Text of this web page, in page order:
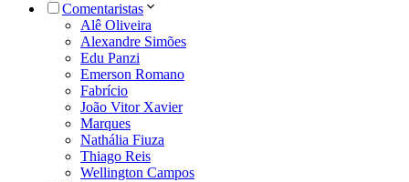
Comentaristas
Alê Oliveira
Alexandre Simões
Edu Panzi
Emerson Romano
Fabrício
João Vitor Xavier
Marques
Nathália Fiuza
Thiago Reis
Wellington Campos